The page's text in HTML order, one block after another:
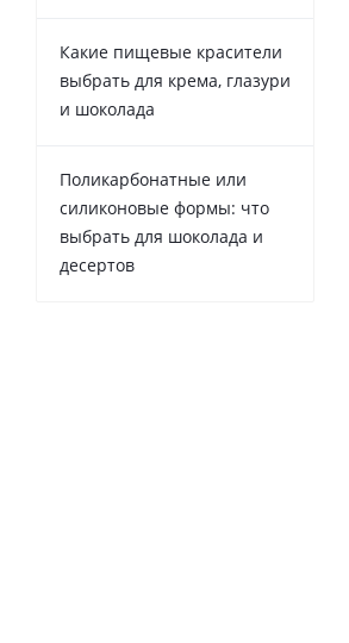
Какие пищевые красители
выбрать для крема, глазури
и шоколада
Поликарбонатные или
силиконовые формы: что
выбрать для шоколада и
десертов